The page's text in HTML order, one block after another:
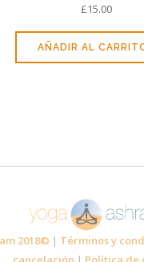
£15.00
AÑADIR AL
2018© | Términos y